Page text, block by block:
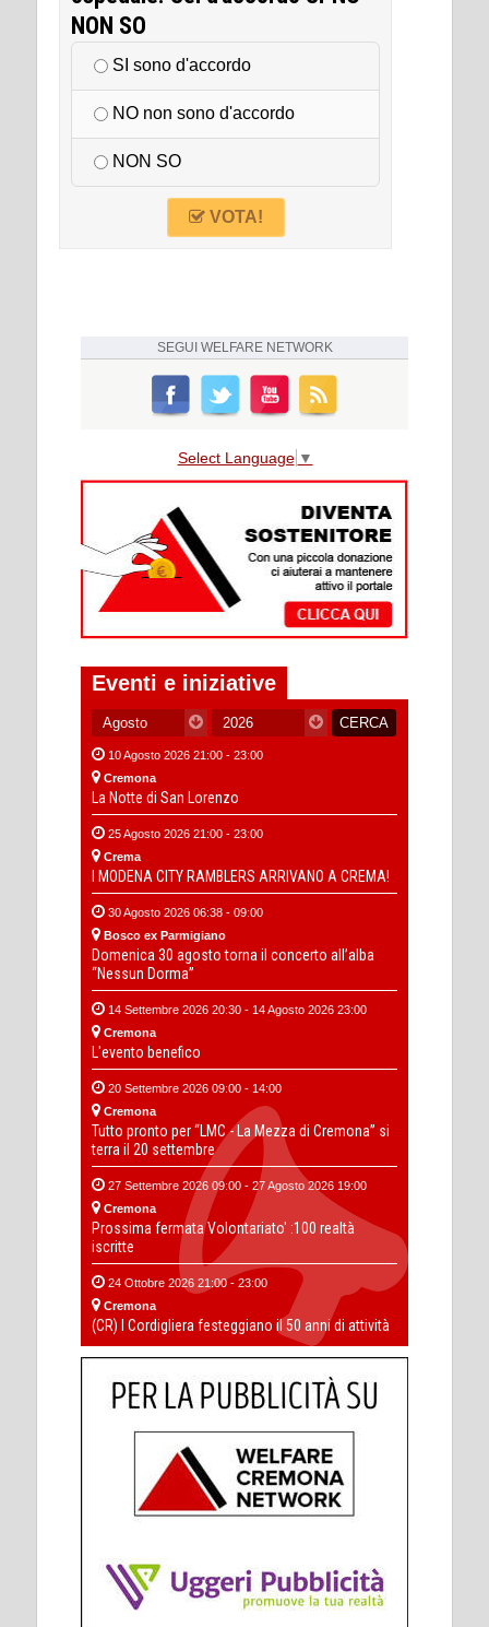
NON SO
SI sono d'accordo
NO non sono d'accordo
NON SO
VOTA!
SEGUI WELFARE NETWORK
Select Language ▼
Eventi e iniziative
10 Agosto 2026 21:00 - 23:00
Cremona
La Notte di San Lorenzo
25 Agosto 2026 21:00 - 23:00
Crema
I MODENA CITY RAMBLERS ARRIVANO A CREMA!
30 Agosto 2026 06:38 - 09:00
Bosco ex Parmigiano
Domenica 30 agosto torna il concerto all’alba
“Nessun Dorma”
14 Settembre 2026 20:30 - 14 Agosto 2026 23:00
Cremona
L'evento benefico
20 Settembre 2026 09:00 - 14:00
Cremona
Tutto pronto per “LMC - La Mezza di Cremona” si
terra il 20 settembre
27 Settembre 2026 09:00 - 27 Agosto 2026 19:00
Cremona
Prossima fermata Volontariato' :100 realtà
iscritte
24 Ottobre 2026 21:00 - 23:00
Cremona
(CR) I Cordigliera festeggiano il 50 anni di attività